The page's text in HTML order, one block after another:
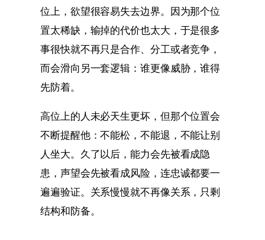
位上，欲望很容易失去边界。因为那个位
置太稀缺，输掉的代价也太大，于是很多
事很快就不再只是合作、分工或者竞争，
而会滑向另一套逻辑：谁更像威胁，谁得
先防着。
高位上的人未必天生更坏，但那个位置会
不断提醒他：不能松，不能退，不能让别
人坐大。久了以后，能力会先被看成隐
患，声望会先被看成风险，连忠诚都要一
遍遍验证。关系慢慢就不再像关系，只剩
结构和防备。